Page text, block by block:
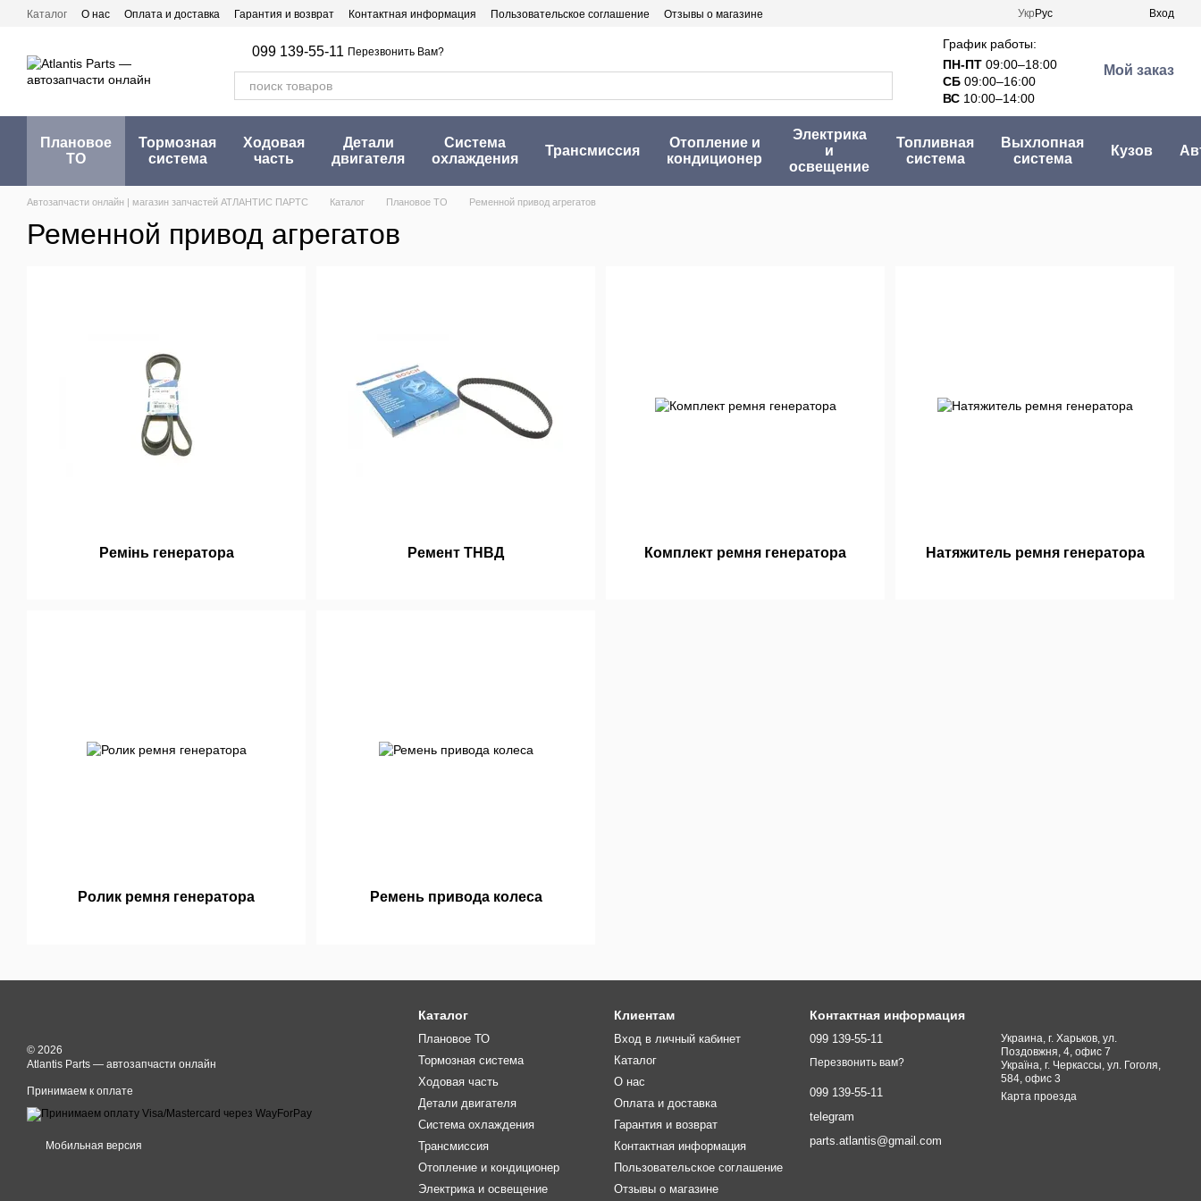
Перейти к основному контенту
Каталог О нас Оплата и доставка Гарантия и возврат Контактная информация Пользовательское соглашение Отзывы о магазине Укр Рус Вход
099 139-55-11 Перезвонить Вам?
График работы:
ПН-ПТ 09:00–18:00
СБ 09:00–16:00
ВС 10:00–14:00
Мой заказ
Плановое
ТО
Тормозная
система
Ходовая
часть
Детали
двигателя
Система
охлаждения
Трансмиссия
Отопление и
кондиционер
Электрика
и
освещение
Топливная
система
Выхлопная
система
Кузов
Автозапчасти онлайн | магазин запчастей АТЛАНТИС ПАРТС Каталог Плановое ТО Ременной привод агрегатов
Ременной привод агрегатов
Ремінь генератора Ремент ТНВД Комплект ремня генератора Натяжитель ремня генератора
Ролик ремня генератора Ремень привода колеса
© 2026
Atlantis Parts — автозапчасти онлайн
Принимаем к оплате
Мобильная версия
Каталог
Плановое ТО
Тормозная система
Ходовая часть
Детали двигателя
Система охлаждения
Трансмиссия
Отопление и кондиционер
Электрика и освещение
Клиентам
Вход в личный кабинет
Каталог
О нас
Оплата и доставка
Гарантия и возврат
Контактная информация
Пользовательское соглашение
Отзывы о магазине
Контактная информация
099 139-55-11
Перезвонить вам?
099 139-55-11
telegram
parts.atlantis@gmail.com
Украина, г. Харьков, ул.
Поздовжня, 4, офис 7
Україна, г. Черкассы, ул. Гоголя,
584, офис 3
Карта проезда